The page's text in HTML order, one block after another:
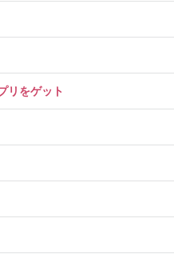
リをゲット